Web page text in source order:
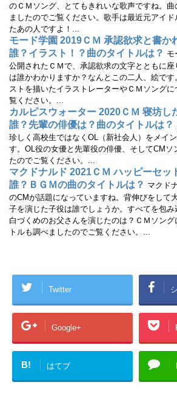
で
開
き
ま
す
)
のＣＭソング、とてもきれいな歌声ですね。
ましたのでご覧ください。歌手は最近元アイ
たあの人ですよ！...
モード学園 2019ＣＭ 承認欲求と書か
誰？イラスト！？曲のタイトルは？ モ
公開されたＣＭで、承認欲求の文字とともに
は誰かわかりますか？なんとこの二人、絵で
ストを描いたイラストレーターやＣＭソング
覧ください。...
カルピスウォーター 2020ＣＭ 寝坊し
誰？先輩の俳優は？曲のタイトルは？
珍しく高校生ではなくOL（新社会人）をメイ
す。OL役の女優と先輩役の俳優、そしてCMソ
たのでご覧ください。...
マクドナルド 2021ＣＭ ハッピーセッ
誰？ＢＧＭの曲のタイトルは？ マクド
のCMが話題になっていますね。背伸びをして
子を演じた子役は誰でしょうか。すべてを包
白づくめのお父さんを演じたのは？ＣＭソン
トルも調べましたのでご覧ください。...
Twitter
Google+
B! はてブ